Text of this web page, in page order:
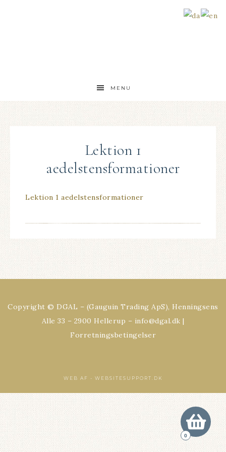
MENU
Lektion 1
aedelstensformationer
Lektion 1 aedelstensformationer
Copyright © DGAL – (Gauguin Trading ApS), Henningsens
Alle 33 – 2900 Hellerup – info@dgal.dk |
Forretningsbetingelser
WEB AF - WEBSITESUPPORT.DK
0